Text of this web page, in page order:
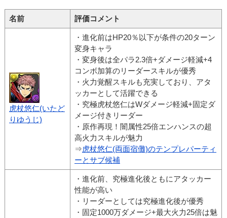
名前 評価コメント
虎杖悠仁(いたど
りゆうじ)
・進化前はHP20％以下が条件の20ターン
変身キャラ
・変身後は全パラ2.3倍+ダメージ軽減+4
コンボ加算のリーダースキルが優秀
・火力覚醒スキルも充実しており、アタ
ッカーとして活躍できる
・究極虎杖悠仁はWダメージ軽減+固定ダ
メージ付きリーダー
・原作再現！闇属性25倍エンハンスの超
高火力スキルが魅力
⇒虎杖悠仁(両面宿儺)のテンプレパーティ
ーとサブ候補
・進化前、究極進化後ともにアタッカー
性能が高い
・リーダーとしては究極進化後が優秀
・固定1000万ダメージ+最大火力25倍は魅